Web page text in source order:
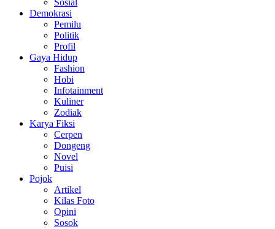
Sosial
Demokrasi
Pemilu
Politik
Profil
Gaya Hidup
Fashion
Hobi
Infotainment
Kuliner
Zodiak
Karya Fiksi
Cerpen
Dongeng
Novel
Puisi
Pojok
Artikel
Kilas Foto
Opini
Sosok